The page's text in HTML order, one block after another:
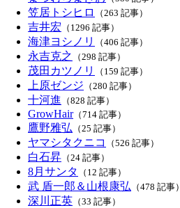
笠居トシヒロ （263 記事）
吉井宏 （1296 記事）
海津ヨシノリ （406 記事）
永吉克之 （298 記事）
茂田カツノリ （159 記事）
上原ゼンジ （280 記事）
十河進 （828 記事）
GrowHair（714 記事）
鷹野雅弘 （25 記事）
ヤマシタクニコ （526 記事）
白石昇 （24 記事）
8月サンタ （12 記事）
武 盾一郎＆山根康弘 （478 記事）
深川正英 （33 記事）